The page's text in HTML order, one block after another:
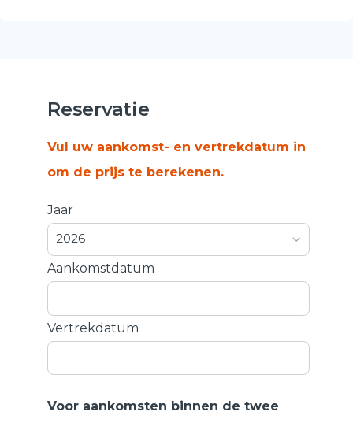
Reservatie
Vul uw aankomst- en vertrekdatum in
om de prijs te berekenen.
Jaar
2026
Aankomstdatum
Vertrekdatum
Voor aankomsten binnen de twee